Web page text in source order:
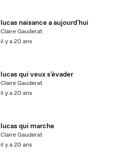
lucas naisance a aujourd'hui
Claire Gauderat
il y a 20 ans
lucas qui veux s'évader
Claire Gauderat
il y a 20 ans
lucas qui marche
Claire Gauderat
il y a 20 ans